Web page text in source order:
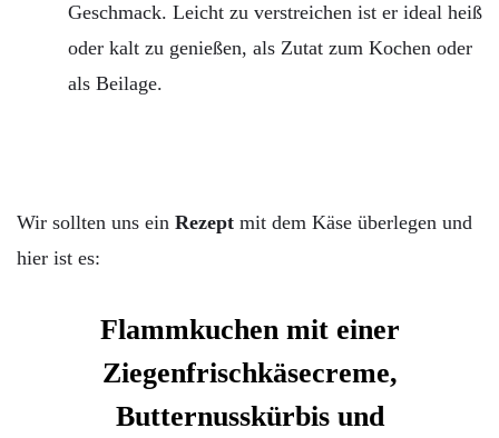
Geschmack. Leicht zu verstreichen ist er ideal heiß
oder kalt zu genießen, als Zutat zum Kochen oder
als Beilage.
Wir sollten uns ein Rezept mit dem Käse überlegen und
hier ist es:
Flammkuchen mit einer
Ziegenfrischkäsecreme,
Butternusskürbis und